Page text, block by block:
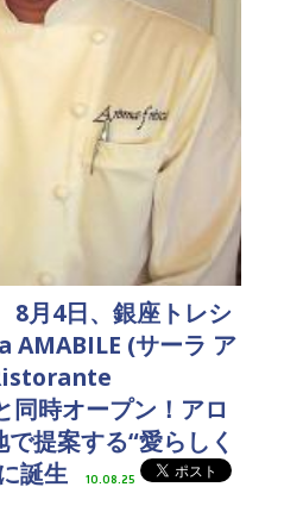
8月4日、銀座トレシ
AMABILE (サーラ ア
同時オープン！アロ
提案する“愛らしく
誕生
10.08.25